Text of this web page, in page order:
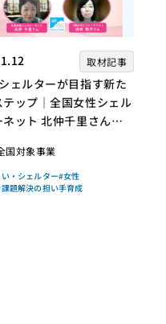
取材記事
ェルターが目指す新た
テップ｜全国女性シェル
ネット 北仲千里さん×
聞き手】
国対象事業
・シェルター#女性
題解決の担い手育成